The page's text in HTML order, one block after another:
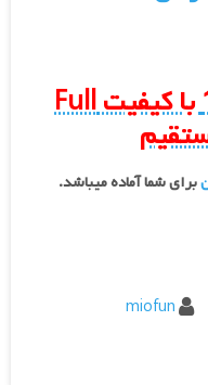
دانلود فیلم تگزاس 1 با کیفیت Full
برای شما آماده میباشد.
miofun